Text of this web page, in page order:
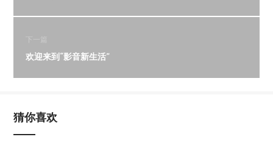
下一篇
欢迎来到“影音新生活”
猜你喜欢